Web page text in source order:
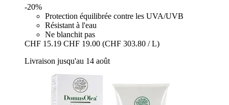
-20%
Protection équilibrée contre les UVA/UVB
Résistant à l'eau
Ne blanchit pas
CHF 15.19 CHF 19.00 (CHF 303.80 / L)
Livraison jusqu'au 14 août